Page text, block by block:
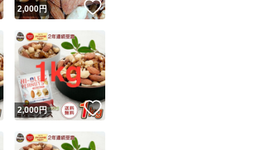
いいね！
2,000円 いいね！
いいね！
2,000円 いいね！